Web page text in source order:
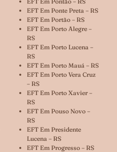
EFT Em Ponte Preta – RS
EFT Em Portão – RS
EFT Em Porto Alegre –
RS
EFT Em Porto Lucena –
RS
EFT Em Porto Mauá – RS
EFT Em Porto Vera Cruz
– RS
EFT Em Porto Xavier –
RS
EFT Em Pouso Novo –
RS
EFT Em Presidente
Lucena – RS
EFT Em Progresso – RS